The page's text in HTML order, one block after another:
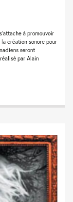
à promouvoir
création sonore pour
seront
par Alain